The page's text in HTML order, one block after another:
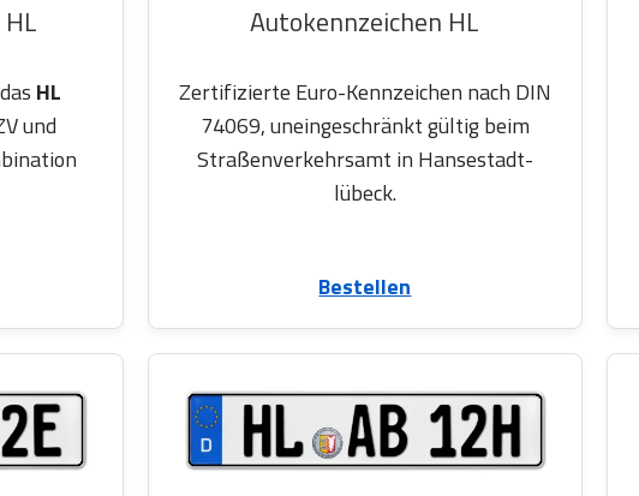
HL
und
Autokennzeichen HL
Zertifizierte Euro-Kennzeichen nach DIN
74069, uneingeschränkt gültig beim
Straßenverkehrsamt in Hansestadt-
lübeck.
Bestellen